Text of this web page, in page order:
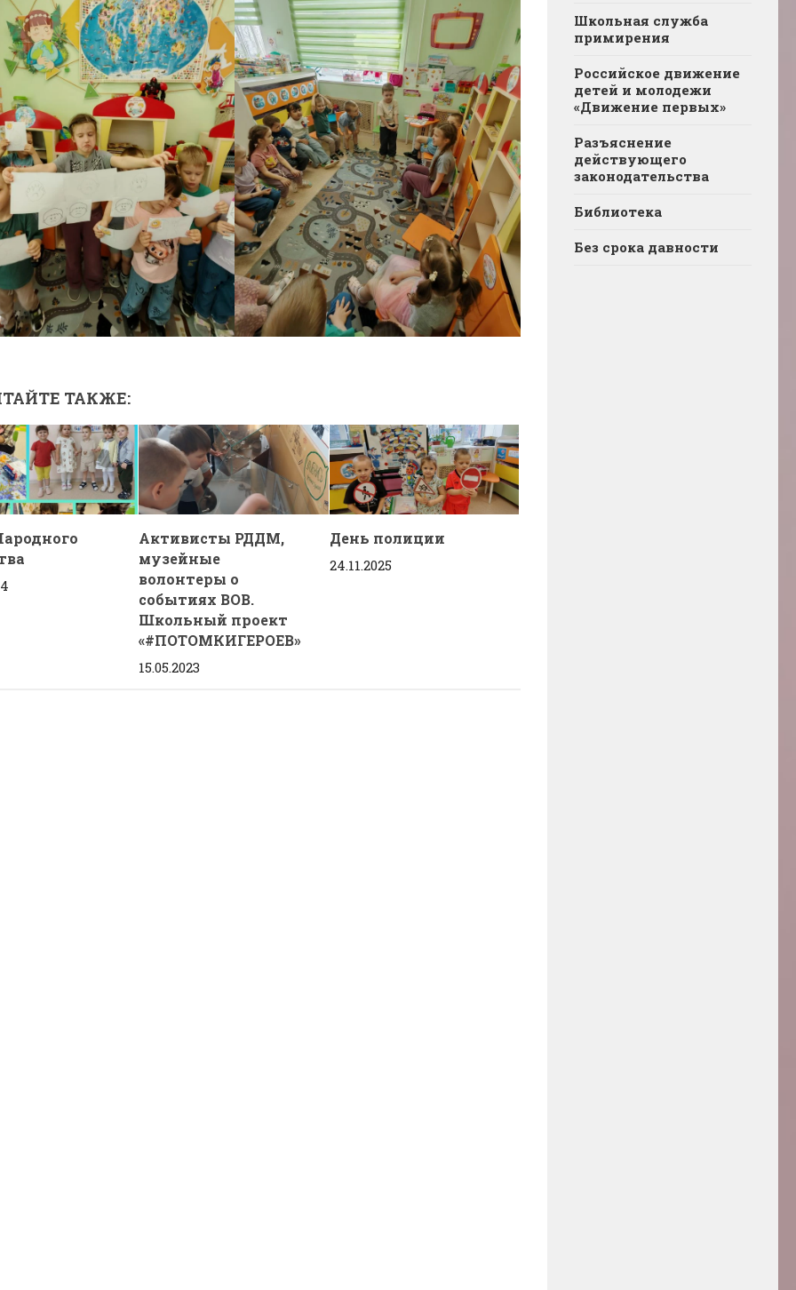
ТАКЖЕ:
Активисты РДДМ,
музейные
волонтеры о
событиях ВОВ.
Школьный проект
«#ПОТОМКИГЕРОЕВ»
15.05.2023
День полиции
24.11.2025
Школьная служба
примирения
Российское движение
детей и молодежи
«Движение первых»
Разъяснение
действующего
законодательства
Библиотека
Без срока давности